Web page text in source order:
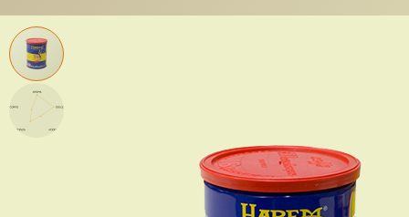
Zum
Ende
der
Bildergalerie
springen